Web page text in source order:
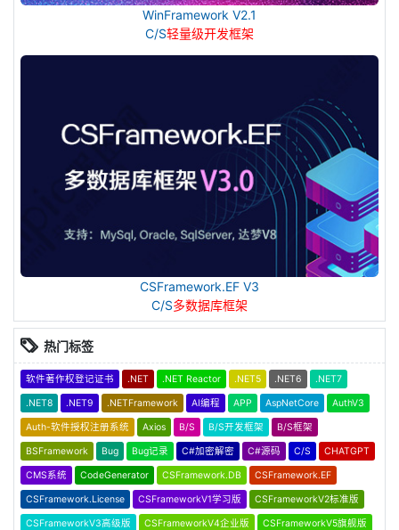
WinFramework V2.1
C/S轻量级开发框架
CSFramework.EF V3
C/S多数据库框架
热门标签
软件著作权登记证书 .NET .NET Reactor .NET5 .NET6 .NET7
.NET8 .NET9 .NETFramework AI编程 APP AspNetCore AuthV3
Auth-软件授权注册系统 Axios B/S B/S开发框架 B/S框架
BSFramework Bug Bug记录 C#加密解密 C#源码 C/S CHATGPT
CMS系统 CodeGenerator CSFramework.DB CSFramework.EF
CSFramework.License CSFrameworkV1学习版 CSFrameworkV2标准版
CSFrameworkV3高级版 CSFrameworkV4企业版 CSFrameworkV5旗舰版